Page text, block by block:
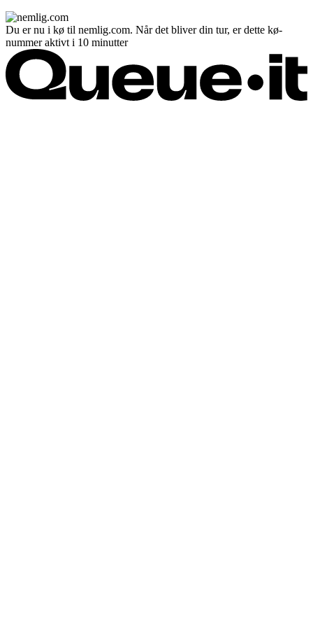
Du er nu i kø til nemlig.com. Når det bliver din tur, er dette kø-
nummer aktivt i 10 minutter